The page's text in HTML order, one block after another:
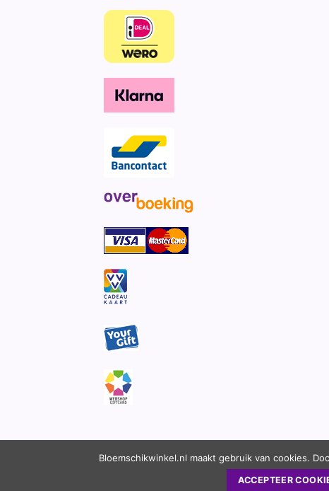
Bloemschikwinkel
Bloemschikwinkel.nl maakt gebruik van cookies.
ACCEPTEER